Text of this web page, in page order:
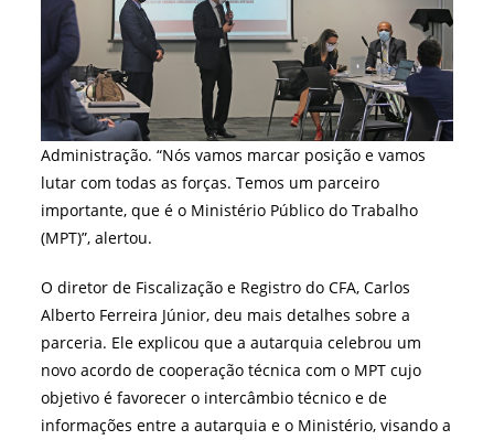
Administração. “Nós vamos marcar posição e vamos
lutar com todas as forças. Temos um parceiro
importante, que é o Ministério Público do Trabalho
(MPT)”, alertou.
O diretor de Fiscalização e Registro do CFA, Carlos
Alberto Ferreira Júnior, deu mais detalhes sobre a
parceria. Ele explicou que a autarquia celebrou um
novo acordo de cooperação técnica com o MPT cujo
objetivo é favorecer o intercâmbio técnico e de
informações entre a autarquia e o Ministério, visando a